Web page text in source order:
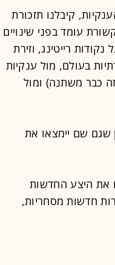
קיבלנו תזכורת
עומד בפני שינויים
רייטינג, וזירת
בעולם, מול ענקיות
כבר משתנה) ומול
שגם שם יימצאו את
את היצע החדשות
חדשות מסחריות,